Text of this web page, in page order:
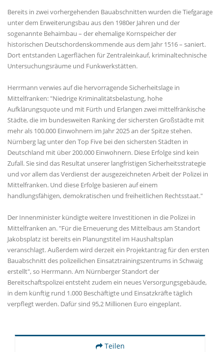
Bereits in zwei vorhergehenden Bauabschnitten wurden die Tiefgarage
unter dem Erweiterungsbau aus den 1980er Jahren und der
sogenannte Behaimbau – der ehemalige Kornspeicher der
historischen Deutschordenskommende aus dem Jahr 1516 – saniert.
Dort entstanden Lagerflächen für Zentraleinkauf, kriminaltechnische
Untersuchungsräume und Funkwerkstätten.
Herrmann verwies auf die hervorragende Sicherheitslage in
Mittelfranken: "Niedrige Kriminalitätsbelastung, hohe
Aufklärungsquote und mit Fürth und Erlangen zwei mittelfränkische
Städte, die im bundesweiten Ranking der sichersten Großstädte mit
mehr als 100.000 Einwohnern im Jahr 2025 an der Spitze stehen.
Nürnberg lag unter den Top Five bei den sichersten Städten in
Deutschland mit über 200.000 Einwohnern. Diese Erfolge sind kein
Zufall. Sie sind das Resultat unserer langfristigen Sicherheitsstrategie
und vor allem das Verdienst der ausgezeichneten Arbeit der Polizei in
Mittelfranken. Und diese Erfolge basieren auf einem
handlungsfähigen, demokratischen und freiheitlichen Rechtsstaat."
Der Innenminister kündigte weitere Investitionen in die Polizei in
Mittelfranken an. "Für die Erneuerung des Mittelbaus am Standort
Jakobsplatz ist bereits ein Planungstitel im Haushaltsplan
veranschlagt. Außerdem wird derzeit ein Projektantrag für den ersten
Bauabschnitt des polizeilichen Einsatztrainingszentrums in Schwaig
erstellt", so Herrmann. Am Nürnberger Standort der
Bereitschaftspolizei entsteht zudem ein neues Versorgungsgebäude,
in dem künftig rund 1.000 Beschäftigte und Einsatzkräfte täglich
verpflegt werden. Dafür sind 95,2 Millionen Euro eingeplant.
Teilen